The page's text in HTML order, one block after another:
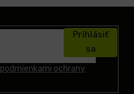
podmienkami ochrany
Prihlásiť
sa